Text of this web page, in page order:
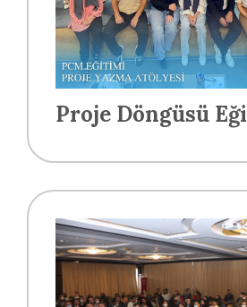
Proje Döngüsü